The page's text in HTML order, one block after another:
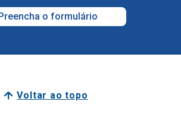
o formulário
Voltar ao topo